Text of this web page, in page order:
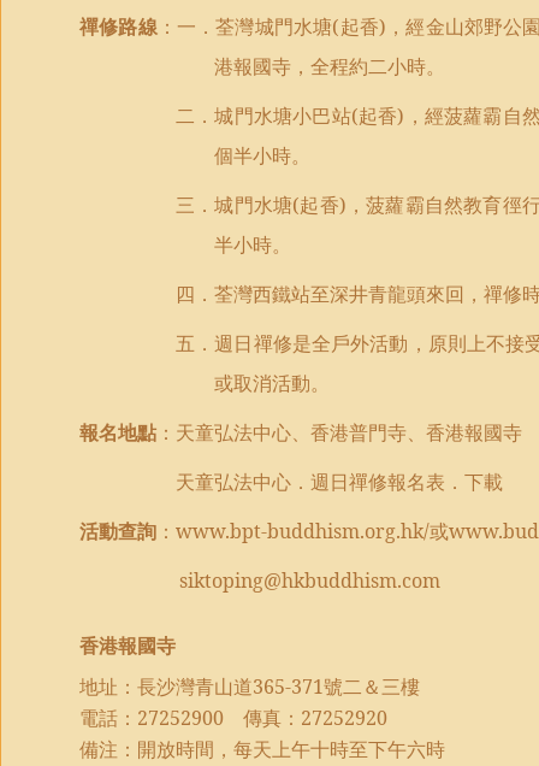
禪修路線：一．荃灣城門水塘(起香) ，經金山郊野公
港報國寺，全程約二小時。
二．城門水塘小巴站(起香) ，經菠蘿霸自
個半小時。
三．城門水塘(起香) ，菠蘿霸自然教育徑
半小時。
四．荃灣西鐵站至深井青龍頭來回，禪修
五．週日禪修是全戶外活動，原則上不接
或取消活動。
報名地點 ：天童弘法中心、香港普門寺、香港報國寺
天童弘法中心．週日禪修報名表．下載
活動查詢 ： www.bpt-buddhism.org.hk/或
siktoping@hkbuddhism.com
香港報國寺
地址：長沙灣青山道365-371號二＆三樓
電話： 27252900 傳真： 27252920
備注：開放時間，每天上午十時至下午六時